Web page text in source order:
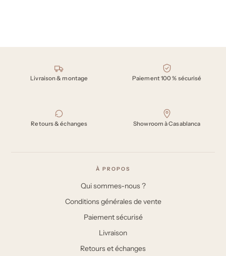
Nos engagements
Livraison & montage Paiement 100 % sécurisé
Retours & échanges Showroom à Casablanca
À PROPOS
Qui sommes-nous ?
Conditions générales de vente
Paiement sécurisé
Livraison
Retours et échanges